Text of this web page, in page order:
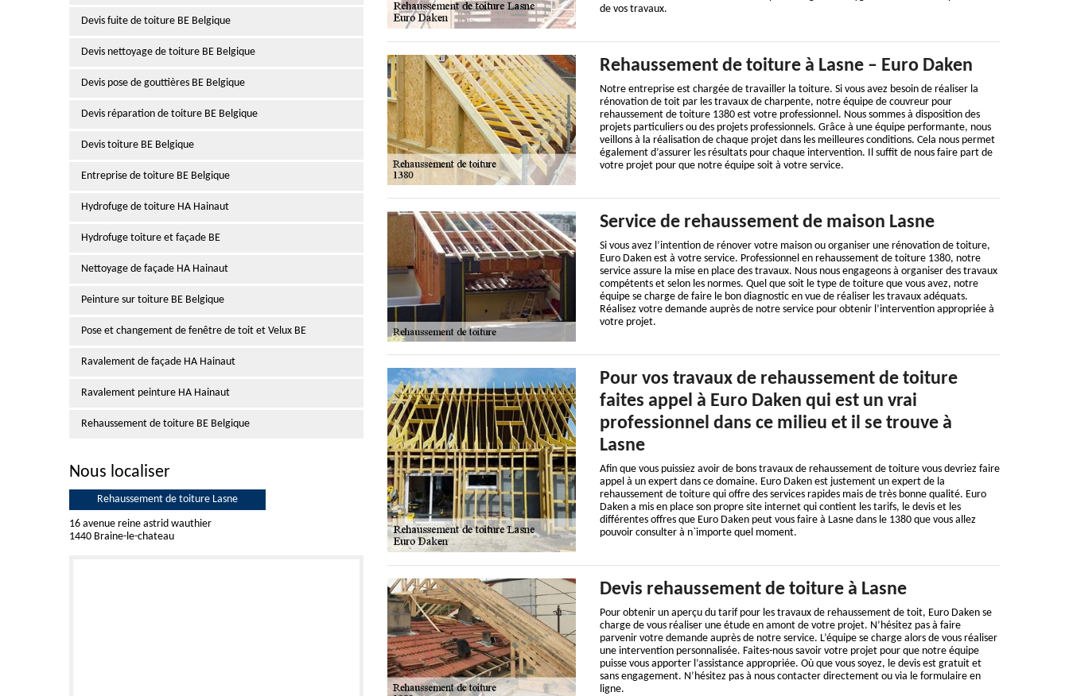
Devis fuite de toiture BE Belgique
Devis nettoyage de toiture BE Belgique
Devis pose de gouttières BE Belgique
Devis réparation de toiture BE Belgique
Devis toiture BE Belgique
Entreprise de toiture BE Belgique
Hydrofuge de toiture HA Hainaut
Hydrofuge toiture et façade BE
Nettoyage de façade HA Hainaut
Peinture sur toiture BE Belgique
Pose et changement de fenêtre de toit et Velux BE
Ravalement de façade HA Hainaut
Ravalement peinture HA Hainaut
Rehaussement de toiture BE Belgique
Nous localiser
Rehaussement de toiture Lasne
16 avenue reine astrid wauthier
1440 Braine-le-chateau
de vos travaux.
Rehaussement de toiture à Lasne – Euro Daken
Notre entreprise est chargée de travailler la toiture. Si vous avez besoin de réaliser la
rénovation de toit par les travaux de charpente, notre équipe de couvreur pour
rehaussement de toiture 1380 est votre professionnel. Nous sommes à disposition des
projets particuliers ou des projets professionnels. Grâce à une équipe performante, nous
veillons à la réalisation de chaque projet dans les meilleures conditions. Cela nous permet
également d’assurer les résultats pour chaque intervention. Il suffit de nous faire part de
votre projet pour que notre équipe soit à votre service.
Service de rehaussement de maison Lasne
Si vous avez l’intention de rénover votre maison ou organiser une rénovation de toiture,
Euro Daken est à votre service. Professionnel en rehaussement de toiture 1380, notre
service assure la mise en place des travaux. Nous nous engageons à organiser des travaux
compétents et selon les normes. Quel que soit le type de toiture que vous avez, notre
équipe se charge de faire le bon diagnostic en vue de réaliser les travaux adéquats.
Réalisez votre demande auprès de notre service pour obtenir l’intervention appropriée à
votre projet.
Pour vos travaux de rehaussement de toiture
faites appel à Euro Daken qui est un vrai
professionnel dans ce milieu et il se trouve à
Lasne
Afin que vous puissiez avoir de bons travaux de rehaussement de toiture vous devriez faire
appel à un expert dans ce domaine. Euro Daken est justement un expert de la
rehaussement de toiture qui offre des services rapides mais de très bonne qualité. Euro
Daken a mis en place son propre site internet qui contient les tarifs, le devis et les
différentes offres que Euro Daken peut vous faire à Lasne dans le 1380 que vous allez
pouvoir consulter à n`importe quel moment.
Devis rehaussement de toiture à Lasne
Pour obtenir un aperçu du tarif pour les travaux de rehaussement de toit, Euro Daken se
charge de vous réaliser une étude en amont de votre projet. N’hésitez pas à faire
parvenir votre demande auprès de notre service. L’équipe se charge alors de vous réaliser
une intervention personnalisée. Faites-nous savoir votre projet pour que notre équipe
puisse vous apporter l’assistance appropriée. Où que vous soyez, le devis est gratuit et
sans engagement. N’hésitez pas à nous contacter directement ou via le formulaire en
ligne.